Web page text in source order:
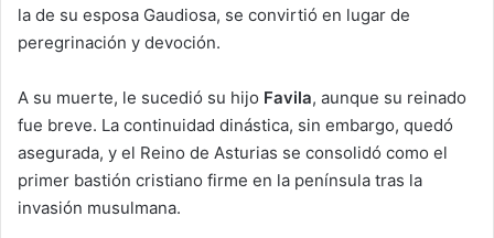
la de su esposa Gaudiosa, se convirtió en lugar de
peregrinación y devoción.
A su muerte, le sucedió su hijo Favila, aunque su reinado
fue breve. La continuidad dinástica, sin embargo, quedó
asegurada, y el Reino de Asturias se consolidó como el
primer bastión cristiano firme en la península tras la
invasión musulmana.